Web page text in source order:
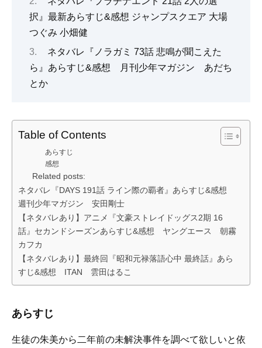
択』最新あらすじ&感想 ジャンプスクエア 大場
つぐみ 小畑健
ネタバレ『ノラガミ 73話 悲鳴が聞こえた
ら』あらすじ&感想 月刊少年マガジン あだち
とか
Table of Contents
あらすじ
感想
Related posts:
ネタバレ『DAYS 191話 ライン際の覇者』あらすじ&感想
週刊少年マガジン 安田剛士
【ネタバレあり】アニメ『文豪ストレイドッグス2期 16
話』セカンドシーズンあらすじ&感想 ヤングエース 朝霧
カフカ
【ネタバレあり】最終回『昭和元禄落語心中 最終話』あら
すじ&感想 ITAN 雲田はるこ
あらすじ
生徒の朱美から二年前の未解決事件を調べて欲しいと依